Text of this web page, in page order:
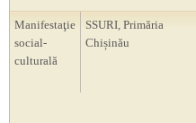
Manifestaţie
social-
culturală
SSURI, Primăria
Chișinău